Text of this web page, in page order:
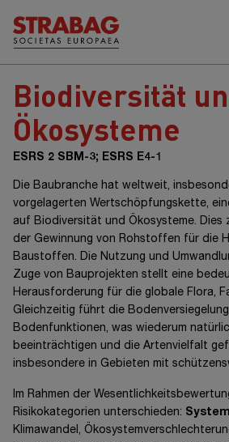
Weitere Berichte
Biodiversität
Ökosysteme
ESRS 2 SBM-3; ESRS E4-1
Die Baubranche hat weltweit,
vorgelagerten Wertschöpfungskette,
auf Biodiversität und Ökosysteme. Dies
der Gewinnung von Rohstoffen für die
Baustoffen. Die Nutzung und
Zuge von Bauprojekten stellt eine
Herausforderung für die globale Flora,
Gleichzeitig führt die
Bodenfunktionen, was wiederum
beeinträchtigen und die Artenvielfalt
insbesondere in Gebieten mit
Im Rahmen der
Risikokategorien unterschieden:
Klimawandel,